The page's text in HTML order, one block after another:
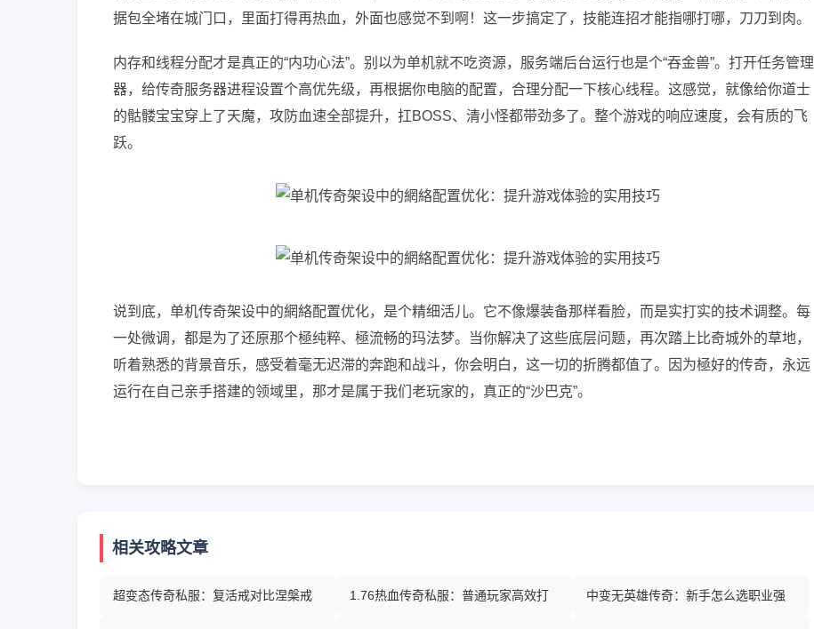
据包全堵在城门口，里面打得再热血，外面也感觉不到啊！这一步搞定了，技能连招才能指哪打哪，刀刀到肉。
内存和线程分配才是真正的“内功心法”。别以为单机就不吃资源，服务端后台运行也是个“吞金兽”。打开任务管理
器，给传奇服务器进程设置个高优先级，再根据你电脑的配置，合理分配一下核心线程。这感觉，就像给你道士
的骷髅宝宝穿上了天魔，攻防血速全部提升，扛BOSS、清小怪都带劲多了。整个游戏的响应速度，会有质的飞
跃。
说到底，单机传奇架设中的網絡配置优化，是个精细活儿。它不像爆装备那样看脸，而是实打实的技术调整。每
一处微调，都是为了还原那个極纯粹、極流畅的玛法梦。当你解决了这些底层问题，再次踏上比奇城外的草地，
听着熟悉的背景音乐，感受着毫无迟滞的奔跑和战斗，你会明白，这一切的折腾都值了。因为極好的传奇，永远
运行在自己亲手搭建的领域里，那才是属于我们老玩家的，真正的“沙巴克”。
相关攻略文章
超变态传奇私服：复活戒对比涅槃戒 1.76热血传奇私服：普通玩家高效打 中变无英雄传奇：新手怎么选职业强